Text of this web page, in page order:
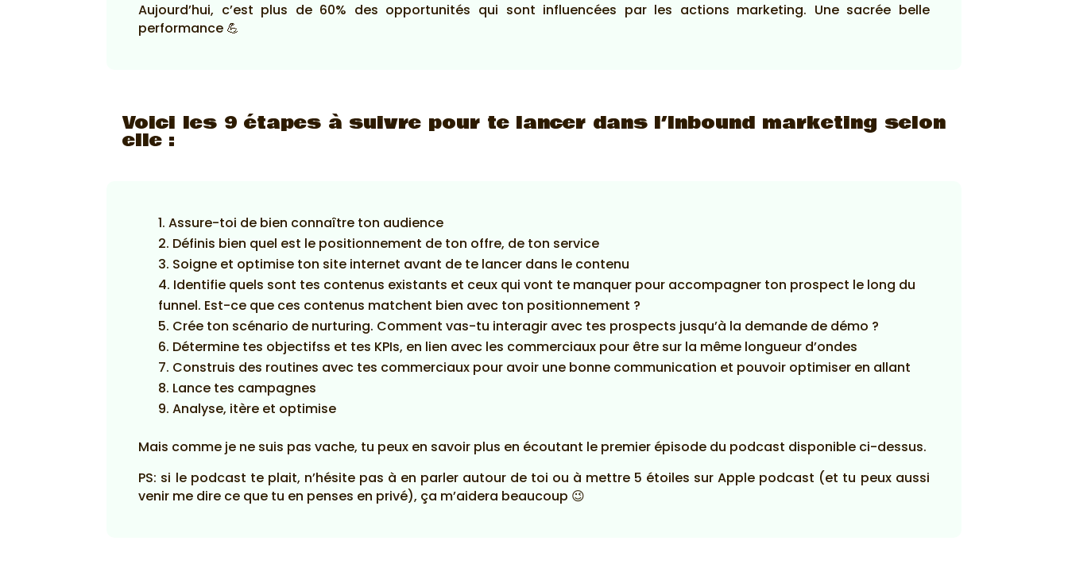
Aujourd’hui, c’est plus de 60% des opportunités qui sont influencées par les actions marketing. Une sacrée belle
performance 💪
Voici les 9 étapes à suivre pour te lancer dans l’Inbound marketing selon
elle :
Assure-toi de bien connaître ton audience
Définis bien quel est le positionnement de ton offre, de ton service
Soigne et optimise ton site internet avant de te lancer dans le contenu
Identifie quels sont tes contenus existants et ceux qui vont te manquer pour accompagner ton prospect le long du
funnel. Est-ce que ces contenus matchent bien avec ton positionnement ?
Crée ton scénario de nurturing. Comment vas-tu interagir avec tes prospects jusqu’à la demande de démo ?
Détermine tes objectifss et tes KPIs, en lien avec les commerciaux pour être sur la même longueur d’ondes
Construis des routines avec tes commerciaux pour avoir une bonne communication et pouvoir optimiser en allant
Lance tes campagnes
Analyse, itère et optimise
Mais comme je ne suis pas vache, tu peux en savoir plus en écoutant le premier épisode du podcast disponible ci-dessus.
PS: si le podcast te plait, n’hésite pas à en parler autour de toi ou à mettre 5 étoiles sur Apple podcast (et tu peux aussi
venir me dire ce que tu en penses en privé), ça m’aidera beaucoup 😉